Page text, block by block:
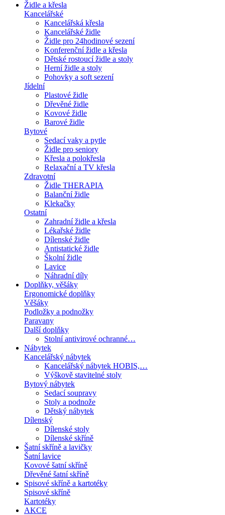
Židle a křesla
Kancelářské
Kancelářská křesla
Kancelářské židle
Židle pro 24hodinové sezení
Konferenční židle a křesla
Dětské rostoucí židle a stoly
Herní židle a stoly
Pohovky a soft sezení
Jídelní
Plastové židle
Dřevěné židle
Kovové židle
Barové židle
Bytové
Sedací vaky a pytle
Židle pro seniory
Křesla a polokřesla
Relaxační a TV křesla
Zdravotní
Židle THERAPIA
Balanční židle
Klekačky
Ostatní
Zahradní židle a křesla
Lékařské židle
Dílenské židle
Antistatické židle
Školní židle
Lavice
Náhradní díly
Doplňky, věšáky
Ergonomické doplňky
Věšáky
Podložky a podnožky
Paravany
Další doplňky
Stolní antivirové ochranné…
Nábytek
Kancelářský nábytek
Kancelářský nábytek HOBIS,…
Výškově stavitelné stoly
Bytový nábytek
Sedací soupravy
Stoly a podnože
Dětský nábytek
Dílenský
Dílenské stoly
Dílenské skříně
Šatní skříně a lavičky
Šatní lavice
Kovové šatní skříně
Dřevěné šatní skříně
Spisové skříně a kartotéky
Spisové skříně
Kartotéky
AKCE